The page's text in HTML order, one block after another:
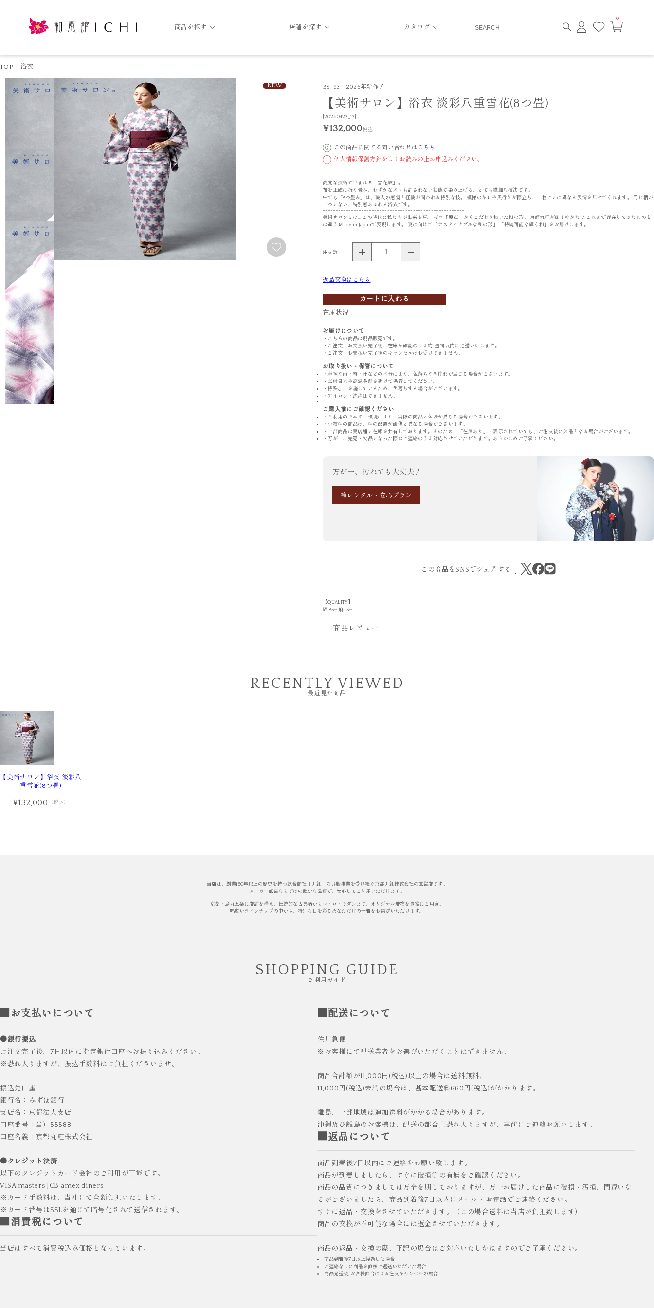
商品を探す
FURISODE
RENTAL
振袖レンタル
HAKAMA
RENTAL
袴レンタル
FURISODE
振袖 浴衣
店舗を探す カタログ
ロ
グ
お
0
TOP 浴衣
NEW BS-93 2026年新作！
【美術サロン】浴衣 淡彩八重雪花(8つ畳)
[20260423_13]
¥132,000税込
Q この商品に関する問い合わせは こちら
! 個人情報保護方針をよくお読みの上お申込みください。
高度な技術で生まれる「雪花絞」。
布を正確に折り畳み、わずかなズレも許されない状態で染め上げる、とても繊細な技法です。
中でも「8つ畳み」は、職人の感覚と経験が問われる特別な技。 模様のキレや奥行きが際立ち、一枚ごとに異なる表情を見せてくれます。 同じ柄が
二つとない、特別感あふれる浴衣です。
-------------------------------------------------------
美術サロンとは... この時代に私たちが出来る事。 ゼロ「原点」からこだわり抜いた和の形。 京都丸紅が創るゆかたは これまで存在してきたものと
は違う Made in Japanで表現します。 夏に向けて「サスティナブルな和の形」 「持続可能な輝く和」をお届けします。
注文数
返品交換はこちら
カートに入れる
在庫状況 :
お届けについて
・こちらの商品は現品販売です。
・ご注文・お支払い完了後、在庫を確認のうえ約1週間以内に発送いたします。
・ご注文・お支払い完了後のキャンセルはお受けできません。
お取り扱い・保管について
・摩擦や雨・雪・汗などの水分により、色落ちや型崩れが生じる場合がございます。
・直射日光や高温多湿を避けて保管してください。
・特殊加工を施しているため、色落ちする場合がございます。
・アイロン・洗濯はできません。
ご購入前にご確認ください
・ご利用のモニター環境により、実際の商品と色味が異なる場合がございます。
・小紋柄の商品は、柄の配置が画像と異なる場合がございます。
・一部商品は実店舗と在庫を共有しております。そのため、「在庫あり」と表示されていても、ご注文後に欠品となる場合がございます。
・万が一、完売・欠品となった際はご連絡のうえ対応させていただきます。あらかじめご了承ください。
万が一、汚れても大丈夫！
袴レンタル・安心プラン
この商品をSNSでシェアする
【QUALITY】
綿 85% 麻 15%
商品レビュー
RECENTLY VIEWED
最近見た商品
【美術サロン】浴衣 淡彩八
重雪花(8つ畳)
¥132,000 （税込）
当店は、創業160年以上の歴史を持つ総合商社「丸紅」の呉服事業を受け継ぐ京都丸紅株式会社の直営店です。
メーカー直営ならではの確かな品質で、安心してご利用いただけます。
京都・烏丸五条に店舗を構え、伝統的な古典柄からレトロ・モダンまで、オリジナル着物を豊富にご用意。
幅広いラインナップの中から、特別な日を彩るあなただけの一着をお選びいただけます。
SHOPPING GUIDE
ご利用ガイド
■お支払いについて
●銀行振込
ご注文完了後、7日以内に指定銀行口座へお振り込みください。
※恐れ入りますが、振込手数料はご負担くださいませ。
振込先口座
銀行名：みずほ銀行
支店名：京都法人支店
口座番号：当）55588
口座名義：京都丸紅株式会社
●クレジット決済
以下のクレジットカード会社のご利用が可能です。
VISA masters JCB amex diners
※カード手数料は、当社にて全額負担いたします。
※カード番号はSSLを通じて暗号化されて送信されます。
■消費税について
当店はすべて消費税込み価格となっています。
■配送について
佐川急便
※お客様にて配送業者をお選びいただくことはできません。
商品合計額が11,000円(税込)以上の場合は送料無料、
11,000円(税込)未満の場合は、基本配送料660円(税込)がかかります。
離島、一部地域は追加送料がかかる場合があります。
沖縄及び離島のお客様は、配送の都合上恐れ入りますが、事前にご連絡お願いします。
■返品について
商品到着後7日以内にご連絡をお願い致します。
商品が到着しましたら、すぐに破損等の有無をご確認ください。
商品の品質につきましては万全を期しておりますが、万一お届けした商品に破損・汚損、間違いな
どがございましたら、商品到着後7日以内にメール・お電話でご連絡ください。
すぐに返品・交換をさせていただきます。（この場合送料は当店が負担致します）
商品の交換が不可能な場合には返金させていただきます。
商品の返品・交換の際、下記の場合はご対応いたしかねますのでご了承ください。
商品到着後7日以上経過した場合
ご連絡なしに商品を直接ご返送いただいた場合
商品発送後, お客様都合による注文キャンセルの場合